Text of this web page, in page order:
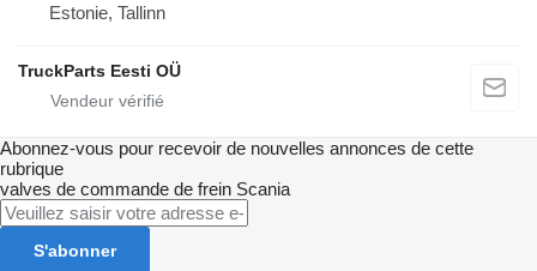
Estonie, Tallinn
TruckParts Eesti OÜ
Abonnez-vous pour recevoir de nouvelles annonces de cette
rubrique
valves de commande de frein Scania
S'abonner